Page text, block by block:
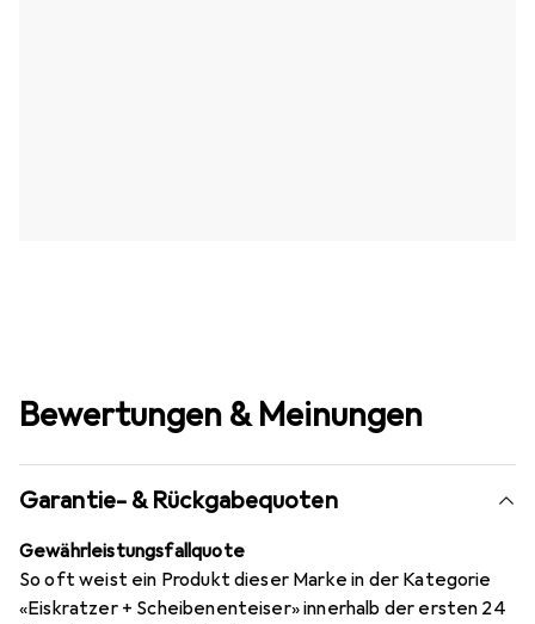
Bewertungen & Meinungen
Garantie- & Rückgabequoten
Gewährleistungsfallquote
So oft weist ein Produkt dieser Marke in der Kategorie
«Eiskratzer + Scheibenenteiser» innerhalb der ersten 24